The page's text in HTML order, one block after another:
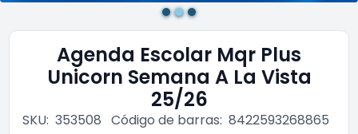
Agenda Escolar Mqr Plus
Unicorn Semana A La Vista
25/26
SKU: 353508 Código de barras: 8422593268865